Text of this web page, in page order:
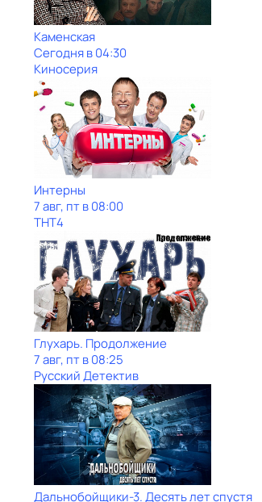
Каменская
Сегодня в 04:30
Киносерия
Интерны
7 авг, пт в 08:00
ТНТ4
Глухарь. Продолжение
7 авг, пт в 08:25
Русский Детектив
Дальнобойщики-3. Десять лет спустя